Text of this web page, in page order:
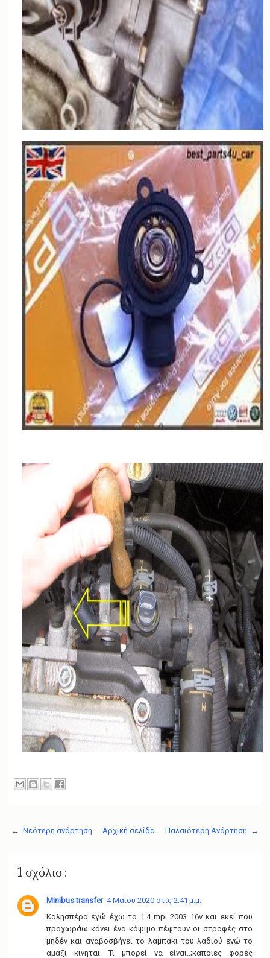
← Νεότερη ανάρτηση Παλαιότερη Ανάρτηση →
Αρχική σελίδα
1 σχόλιο :
Minibus transfer 4 Μαΐου 2020 στις 2:41 μ.μ.
Καλησπέρα εγώ έχω το 1.4 mpi 2003 16v και εκεί που
προχωράω κάνει ένα κόψιμο πέφτουν οι στροφές στο
μηδέν και αναβοσβήνει το λαμπάκι του λαδιού ενώ το
αμάξι κινηται. Τι μπορεί να είναι..;καποιες φορές